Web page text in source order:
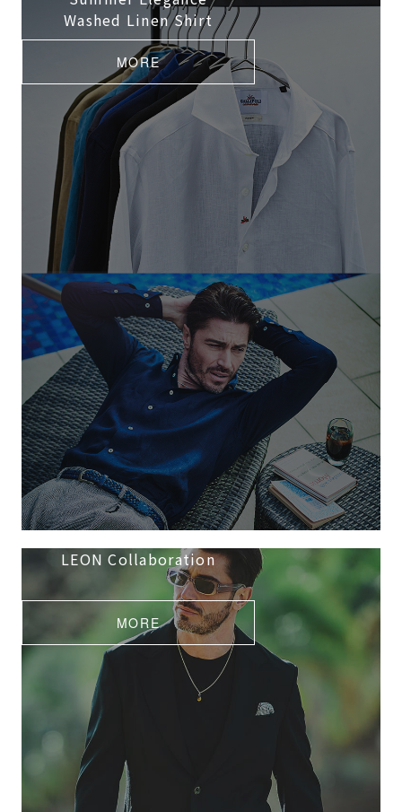
Washed Linen Shirt
MORE
LEON Collaboration
MORE